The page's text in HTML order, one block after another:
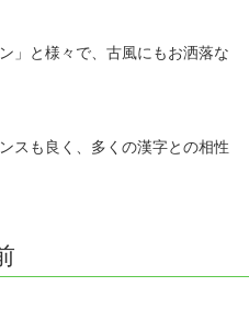
」と様々で、古風にもお洒落な
スも良く、多くの漢字との相性